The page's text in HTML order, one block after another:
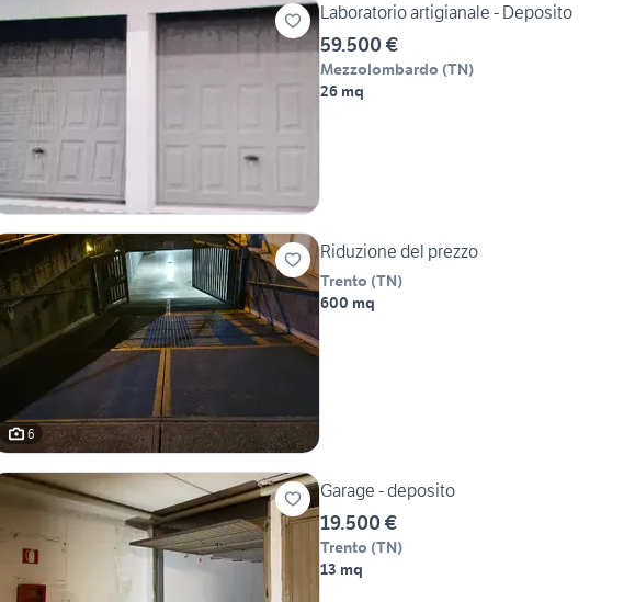
Laboratorio artigianale - Deposito
59.500 €
Mezzolombardo (TN)
26 mq
6
Riduzione del prezzo
Trento (TN)
600 mq
Garage - deposito
19.500 €
Trento (TN)
13 mq